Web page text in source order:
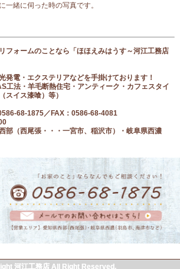
一緒に伺った時の写真です。
フォームのことなら「ほほえみはうす～河江工務店
発電・エクステリアなどを手掛けております！
工法・羊毛断熱住宅・アンティーク・カフェスタイ
スイス漆喰）等）
68-1875／FAX：0586-68-4081
部（西尾張・・・一宮市、稲沢市）・岐阜県西濃
河江工務店 All Right Reserved.